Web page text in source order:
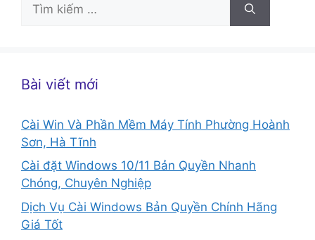
kiếm
Bài viết mới
Cài Win Và Phần Mềm Máy Tính Phường Hoành
Sơn, Hà Tĩnh
Cài đặt Windows 10/11 Bản Quyền Nhanh
Chóng, Chuyên Nghiệp
Dịch Vụ Cài Windows Bản Quyền Chính Hãng
Giá Tốt